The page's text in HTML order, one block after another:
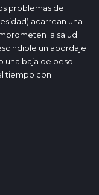
problemas de
acarrean una
la salud
un abordaje
una baja de peso
tiempo con